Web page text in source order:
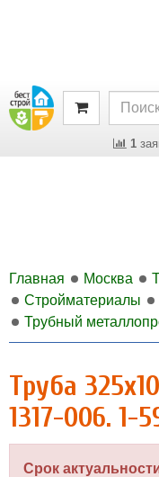
1
Главная Москва
Стройматериалы
Трубный
Труба
1317-006. 1-
Срок